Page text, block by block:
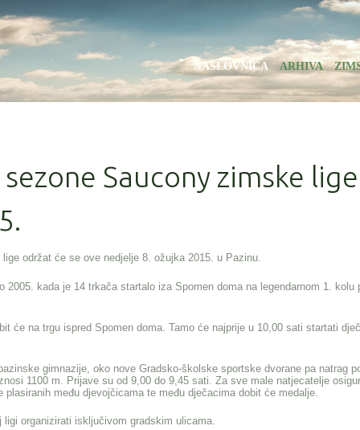
NASLOVNICA ARHIVA
Saucony zimske
održat će se ove nedjelje 8. ožujka 2015. u Pazinu.
2005. kada je 14 trkača startalo iza Spomen doma na legendarnom 1. kolu
će na trgu ispred Spomen doma. Tamo će najprije u 10,00 sati startati
gimnazije, oko nove Gradsko-školske sportske dvorane pa natrag
1100 m. Prijave su od 9,00 do 9,45 sati. Za sve male natjecatelje
plasiranih među djevojčicama te među dječacima dobit će medalje.
organizirati isključivom gradskim ulicama.